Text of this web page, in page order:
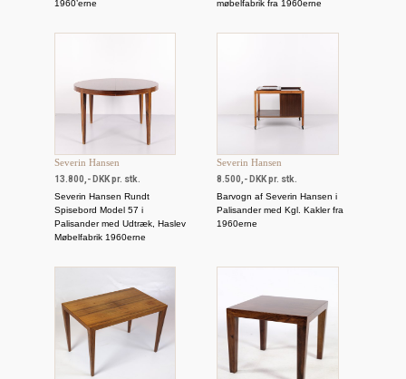
1960’erne
møbelfabrik fra 1960erne
Severin Hansen
13.800,- DKK pr. stk.
Severin Hansen Rundt
Spisebord Model 57 i
Palisander med Udtræk, Haslev
Møbelfabrik 1960erne
Severin Hansen
8.500,- DKK pr. stk.
Barvogn af Severin Hansen i
Palisander med Kgl. Kakler fra
1960erne